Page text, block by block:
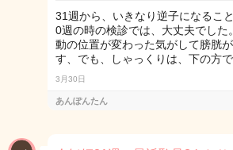
31週から、いきなり逆子になるこ
0週の時の検診では、大丈夫でした
動の位置が変わった気がして膀胱
す、でも、しゃっくりは、下の方
3月30日
あんぽんたん